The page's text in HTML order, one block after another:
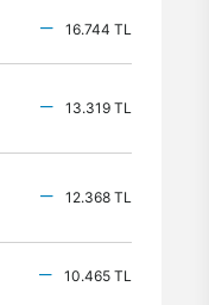
16.744 TL
13.319 TL
12.368 TL
10.465 TL